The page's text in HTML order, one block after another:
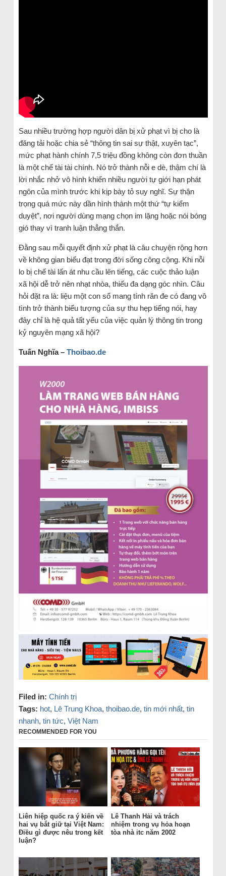
Sau nhiều trường hợp người dân bị xử phạt vì bị cho là
đăng tải hoặc chia sẻ “thông tin sai sự thật, xuyên tạc”,
mức phạt hành chính 7,5 triệu đồng không còn đơn thuần
là một chế tài tài chính. Nó trở thành nỗi e dè, thậm chí là
lời nhắc nhở vô hình khiến nhiều người tự giới hạn phát
ngôn của mình trước khi kịp bày tỏ suy nghĩ. Sự thận
trọng quá mức này dần hình thành một thứ “tự kiểm
duyệt”, nơi người dùng mạng chọn im lặng hoặc nói bóng
gió thay vì tranh luận thẳng thắn.
Đằng sau mỗi quyết định xử phạt là câu chuyện rộng hơn
về không gian biểu đạt trong đời sống công cộng. Khi nỗi
lo bị chế tài lấn át nhu cầu lên tiếng, các cuộc thảo luận
xã hội dễ trở nên nhạt nhòa, thiếu đa dạng góc nhìn. Câu
hỏi đặt ra là: liệu một con số mang tính răn đe có đang vô
tình trở thành biểu tượng của sự thu hẹp tiếng nói, hay
đây chỉ là hệ quả tất yếu của việc quản lý thông tin trong
kỷ nguyên mạng xã hội?
Tuấn Nghĩa – Thoibao.de
Filed in: Chính trị
Tags: hot, Lê Trung Khoa, thoibao.de, tin mới nhất, tin
nhanh, tin tức, Việt Nam
RECOMMENDED FOR YOU
Liên hiệp quốc ra ý kiến về
hai vụ bắt giữ tại Việt Nam:
Điều gì được nêu trong kết
luận?
Lê Thanh Hải và trách
nhiệm trong vụ hỏa hoạn
tòa nhà itc năm 2002